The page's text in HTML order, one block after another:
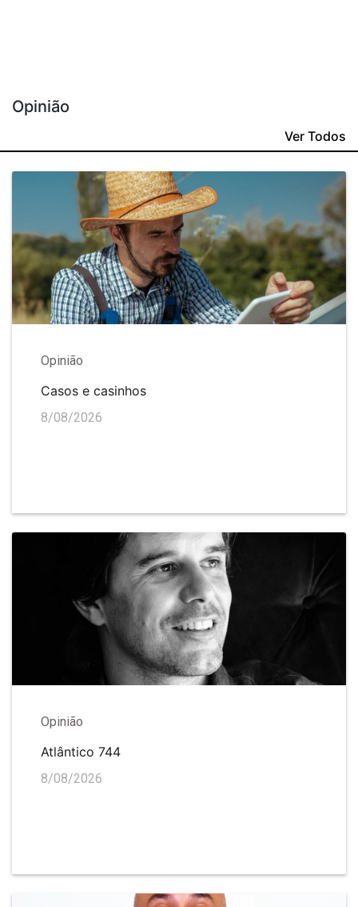
Opinião
Ver Todos
Opinião
Casos e casinhos
8/08/2026
Opinião
Atlântico 744
8/08/2026